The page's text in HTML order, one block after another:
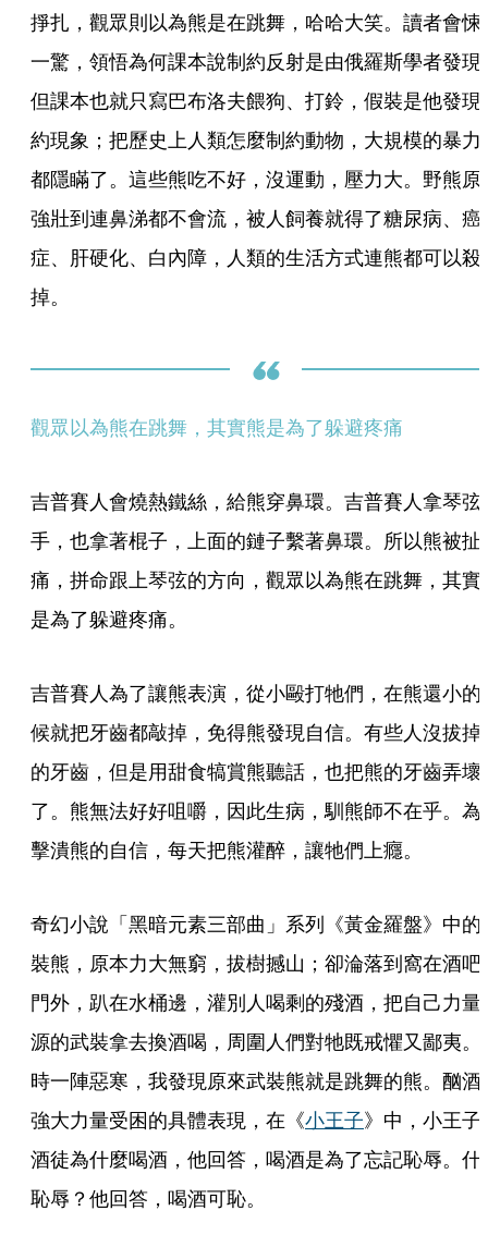
掙扎，觀眾則以為熊是在跳舞，哈哈大笑。讀者會悚
一驚，領悟為何課本說制約反射是由俄羅斯學者發現
但課本也就只寫巴布洛夫餵狗、打鈴，假裝是他發現
約現象；把歷史上人類怎麼制約動物，大規模的暴力
都隱瞞了。這些熊吃不好，沒運動，壓力大。野熊原
強壯到連鼻涕都不會流，被人飼養就得了糖尿病、癌
症、肝硬化、白內障，人類的生活方式連熊都可以殺
掉。
觀眾以為熊在跳舞，其實熊是為了躲避疼痛
吉普賽人會燒熱鐵絲，給熊穿鼻環。吉普賽人拿琴弦
手，也拿著棍子，上面的鏈子繫著鼻環。所以熊被扯
痛，拼命跟上琴弦的方向，觀眾以為熊在跳舞，其實
是為了躲避疼痛。
吉普賽人為了讓熊表演，從小毆打牠們，在熊還小的
候就把牙齒都敲掉，免得熊發現自信。有些人沒拔掉
的牙齒，但是用甜食犒賞熊聽話，也把熊的牙齒弄壞
了。熊無法好好咀嚼，因此生病，馴熊師不在乎。為
擊潰熊的自信，每天把熊灌醉，讓牠們上癮。
奇幻小說「黑暗元素三部曲」系列《黃金羅盤》中的
裝熊，原本力大無窮，拔樹撼山；卻淪落到窩在酒吧
門外，趴在水桶邊，灌別人喝剩的殘酒，把自己力量
源的武裝拿去換酒喝，周圍人們對牠既戒懼又鄙夷。
時一陣惡寒，我發現原來武裝熊就是跳舞的熊。酗酒
強大力量受困的具體表現，在《小王子》中，小王子
酒徒為什麼喝酒，他回答，喝酒是為了忘記恥辱。什
恥辱？他回答，喝酒可恥。